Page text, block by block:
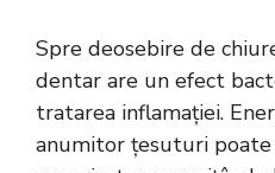
Spre deosebire de
dentar are un efect
tratarea inflamației.
anumitor țesuturi